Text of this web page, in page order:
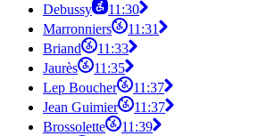
Debussy
11:30
Marronniers
11:31
Briand
11:33
Jaurès
11:35
Lep Boucher
11:37
Jean Guimier
11:37
Brossolette
11:39